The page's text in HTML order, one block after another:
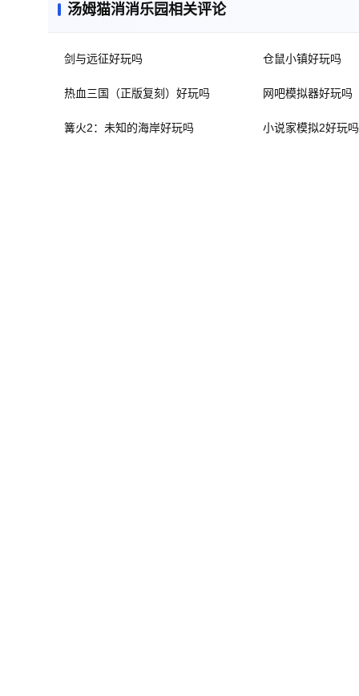
汤姆猫消消乐园相关评论
剑与远征好玩吗 仓鼠小镇好玩吗
热血三国（正版复刻）好玩吗 网吧模拟器好玩吗
篝火2：未知的海岸好玩吗 小说家模拟2好玩吗